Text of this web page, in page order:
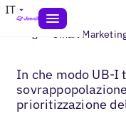
IT
Blogs> Smart
In che modo UB-I
prioritizzazione